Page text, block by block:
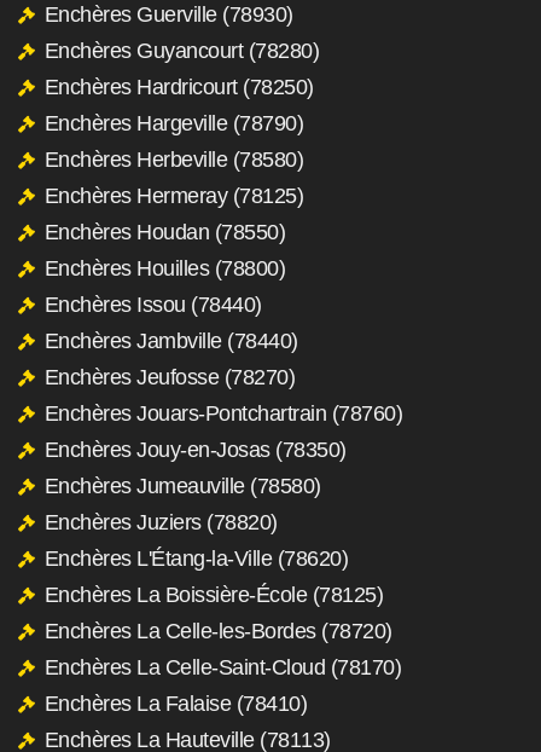
Enchères Guerville (78930)
Enchères Guyancourt (78280)
Enchères Hardricourt (78250)
Enchères Hargeville (78790)
Enchères Herbeville (78580)
Enchères Hermeray (78125)
Enchères Houdan (78550)
Enchères Houilles (78800)
Enchères Issou (78440)
Enchères Jambville (78440)
Enchères Jeufosse (78270)
Enchères Jouars-Pontchartrain (78760)
Enchères Jouy-en-Josas (78350)
Enchères Jumeauville (78580)
Enchères Juziers (78820)
Enchères L'Étang-la-Ville (78620)
Enchères La Boissière-École (78125)
Enchères La Celle-les-Bordes (78720)
Enchères La Celle-Saint-Cloud (78170)
Enchères La Falaise (78410)
Enchères La Hauteville (78113)